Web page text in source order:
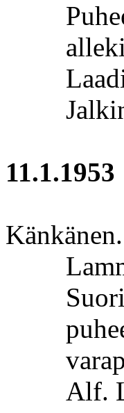
11.1.1953
Alf.